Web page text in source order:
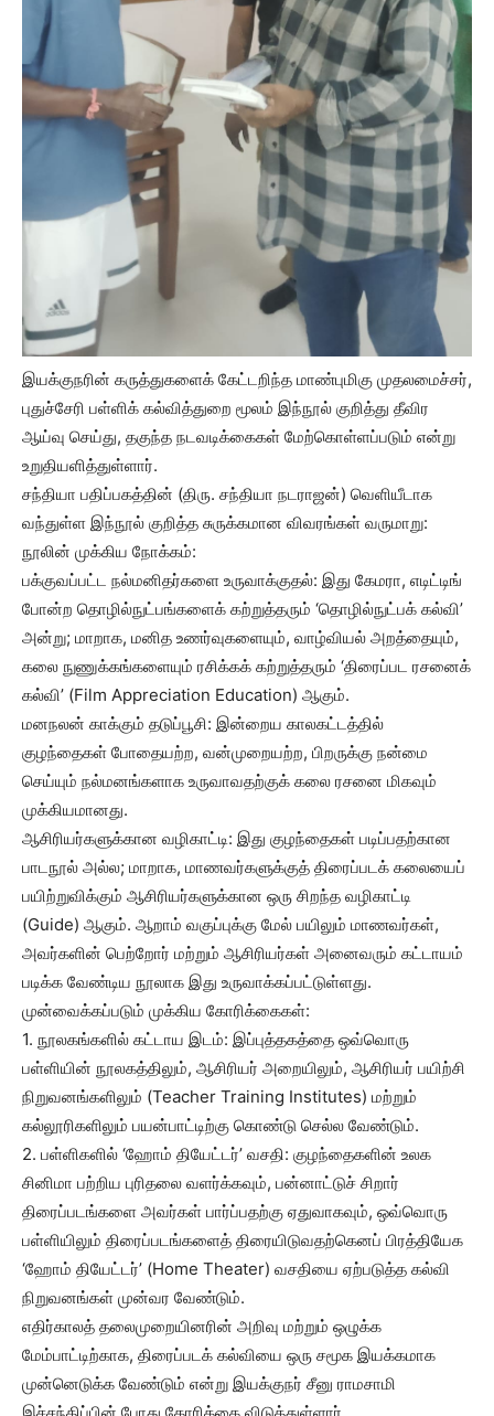
இயக்குநரின் கருத்துகளைக் கேட்டறிந்த மாண்புமிகு முதலமைச்சர்,
புதுச்சேரி பள்ளிக் கல்வித்துறை மூலம் இந்நூல் குறித்து தீவிர
ஆய்வு செய்து, தகுந்த நடவடிக்கைகள் மேற்கொள்ளப்படும் என்று
உறுதியளித்துள்ளார்.
சந்தியா பதிப்பகத்தின் (திரு. சந்தியா நடராஜன்) வெளியீடாக
வந்துள்ள இந்நூல் குறித்த சுருக்கமான விவரங்கள் வருமாறு:
நூலின் முக்கிய நோக்கம்:
பக்குவப்பட்ட நல்மனிதர்களை உருவாக்குதல்: இது கேமரா, எடிட்டிங்
போன்ற தொழில்நுட்பங்களைக் கற்றுத்தரும் ‘தொழில்நுட்பக் கல்வி’
அன்று; மாறாக, மனித உணர்வுகளையும், வாழ்வியல் அறத்தையும்,
கலை நுணுக்கங்களையும் ரசிக்கக் கற்றுத்தரும் ‘திரைப்பட ரசனைக்
கல்வி’ (Film Appreciation Education) ஆகும்.
மனநலன் காக்கும் தடுப்பூசி: இன்றைய காலகட்டத்தில்
குழந்தைகள் போதையற்ற, வன்முறையற்ற, பிறருக்கு நன்மை
செய்யும் நல்மனங்களாக உருவாவதற்குக் கலை ரசனை மிகவும்
முக்கியமானது.
ஆசிரியர்களுக்கான வழிகாட்டி: இது குழந்தைகள் படிப்பதற்கான
பாடநூல் அல்ல; மாறாக, மாணவர்களுக்குத் திரைப்படக் கலையைப்
பயிற்றுவிக்கும் ஆசிரியர்களுக்கான ஒரு சிறந்த வழிகாட்டி
(Guide) ஆகும். ஆறாம் வகுப்புக்கு மேல் பயிலும் மாணவர்கள்,
அவர்களின் பெற்றோர் மற்றும் ஆசிரியர்கள் அனைவரும் கட்டாயம்
படிக்க வேண்டிய நூலாக இது உருவாக்கப்பட்டுள்ளது.
முன்வைக்கப்படும் முக்கிய கோரிக்கைகள்:
1. நூலகங்களில் கட்டாய இடம்: இப்புத்தகத்தை ஒவ்வொரு
பள்ளியின் நூலகத்திலும், ஆசிரியர் அறையிலும், ஆசிரியர் பயிற்சி
நிறுவனங்களிலும் (Teacher Training Institutes) மற்றும்
கல்லூரிகளிலும் பயன்பாட்டிற்கு கொண்டு செல்ல வேண்டும்.
2. பள்ளிகளில் ‘ஹோம் தியேட்டர்’ வசதி: குழந்தைகளின் உலக
சினிமா பற்றிய புரிதலை வளர்க்கவும், பன்னாட்டுச் சிறார்
திரைப்படங்களை அவர்கள் பார்ப்பதற்கு ஏதுவாகவும், ஒவ்வொரு
பள்ளியிலும் திரைப்படங்களைத் திரையிடுவதற்கெனப் பிரத்தியேக
‘ஹோம் தியேட்டர்’ (Home Theater) வசதியை ஏற்படுத்த கல்வி
நிறுவனங்கள் முன்வர வேண்டும்.
எதிர்காலத் தலைமுறையினரின் அறிவு மற்றும் ஒழுக்க
மேம்பாட்டிற்காக, திரைப்படக் கல்வியை ஒரு சமூக இயக்கமாக
முன்னெடுக்க வேண்டும் என்று இயக்குநர் சீனு ராமசாமி